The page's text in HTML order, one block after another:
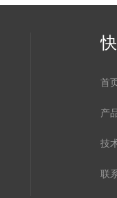
首
产
技
联